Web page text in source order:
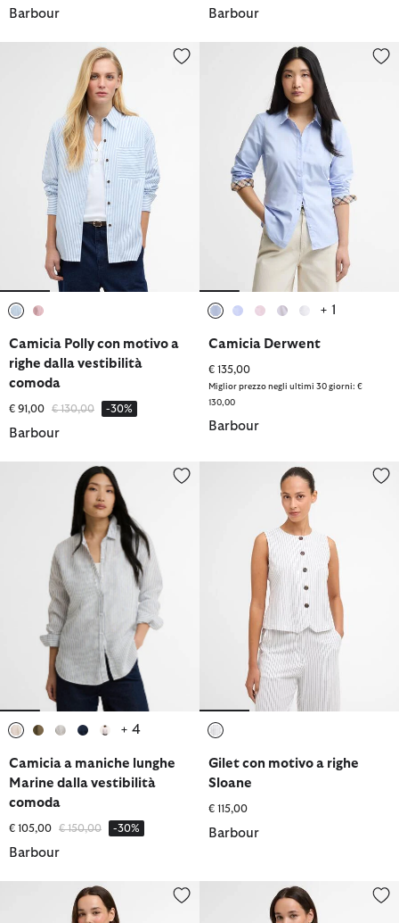
Barbour Barbour
Camicia Polly con motivo a righe dalla vestibilità comoda
Camicia Polly con motivo a
righe dalla vestibilità
comoda
€ 91,00 Prezzo ridotto da
€ 130,00a -30%
Barbour
Camicia Derwent
+ 1
Camicia Derwent
€ 135,00
Miglior prezzo negli ultimi 30 giorni: €
130,00
Barbour
Camicia a maniche lunghe Marine dalla vestibilità comoda
+ 4
Camicia a maniche lunghe
Marine dalla vestibilità
comoda
€ 105,00 Prezzo ridotto da
€ 150,00a -30%
Barbour
Gilet con motivo a righe Sloane
Gilet con motivo a righe
Sloane
€ 115,00
Barbour
Camicia Bredon Camicia a maniche lunghe